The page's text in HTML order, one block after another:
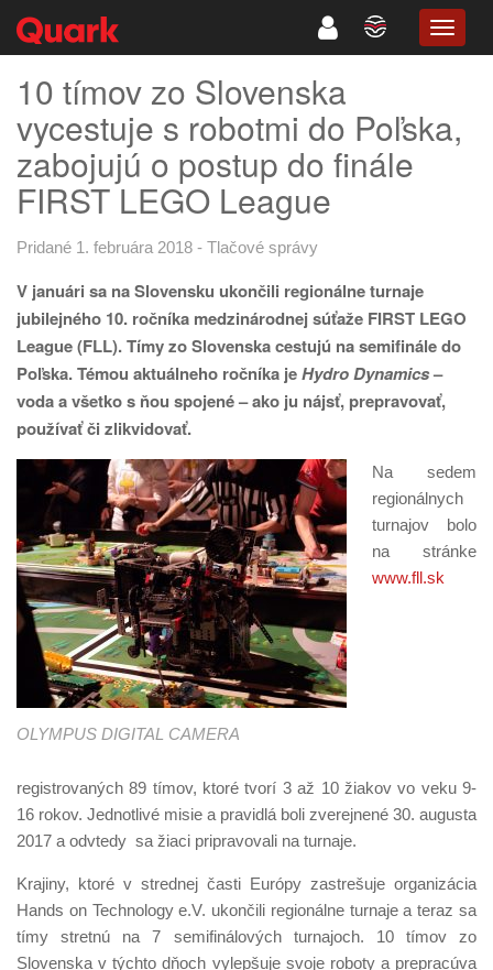
10 tímov zo Slovenska
vycestuje s robotmi do Poľska,
zabojujú o postup do finále
FIRST LEGO League
Pridané 1. februára 2018 - Tlačové správy
V januári sa na Slovensku ukončili regionálne turnaje
jubilejného 10. ročníka medzinárodnej súťaže FIRST LEGO
League (FLL). Tímy zo Slovenska cestujú na semifinále do
Poľska. Témou aktuálneho ročníka jeHydro Dynamics–
voda a všetko s ňou spojené – ako ju nájsť, prepravovať,
používať či zlikvidovať.
OLYMPUS DIGITAL CAMERA
Na sedem
regionálnych
turnajov bolo
na stránke
www.fll.sk
registrovaných 89 tímov, ktoré tvorí 3 až 10 žiakov vo veku 9-
16 rokov. Jednotlivé misie a pravidlá boli zverejnené 30. augusta
2017 a odvtedy sa žiaci pripravovali na turnaje.
Krajiny, ktoré v strednej časti Európy zastrešuje organizácia
Hands on Technology e.V. ukončili regionálne turnaje a teraz sa
tímy stretnú na 7 semifinálových turnajoch. 10 tímov zo
Slovenska v týchto dňoch vylepšuje svoje roboty a prepracúva